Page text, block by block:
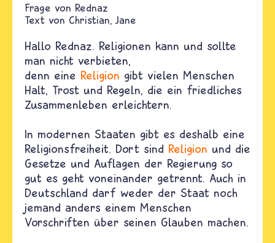
Rednaz
Text von Christian Jane
Hallo Rednaz. Religionen kann und sollte
man nicht verbieten,
denn eine Religion gibt vielen Menschen
Halt, Trost und Regeln, die ein friedliches
Zusammenleben erleichtern.
In modernen Staaten gibt es deshalb eine
Religionsfreiheit. Dort sind Religion und die
Gesetze und Auflagen der Regierung so
gut es geht voneinander getrennt. Auch in
Deutschland darf weder der Staat noch
jemand anders einem Menschen
Vorschriften über seinen Glauben machen.